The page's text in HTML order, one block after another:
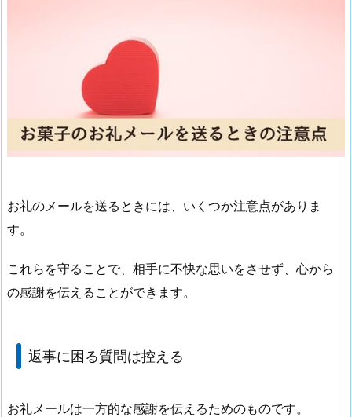
お礼のメールを送るときには、いくつか注意点がありま
す。
これらを守ることで、相手に不快な思いをさせず、心から
の感謝を伝えることができます。
返事に困る質問は控える
お礼メールは一方的な感謝を伝えるためのものです。